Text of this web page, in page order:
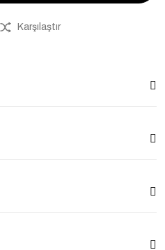
Karşılaştır